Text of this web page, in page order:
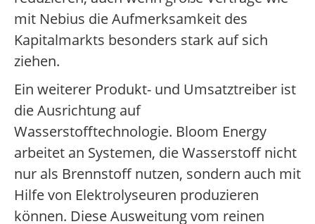
mit Nebius die Aufmerksamkeit des
Kapitalmarkts besonders stark auf sich
ziehen.
Ein weiterer Produkt- und Umsatztreiber ist
die Ausrichtung auf
Wasserstofftechnologie. Bloom Energy
arbeitet an Systemen, die Wasserstoff nicht
nur als Brennstoff nutzen, sondern auch mit
Hilfe von Elektrolyseuren produzieren
können. Diese Ausweitung vom reinen